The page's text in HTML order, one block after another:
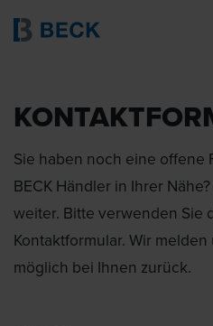
Sie haben noch eine offene
BECK Händler in Ihrer
weiter. Bitte verwenden Sie
Kontaktformular. Wir
möglich bei Ihnen zurück.